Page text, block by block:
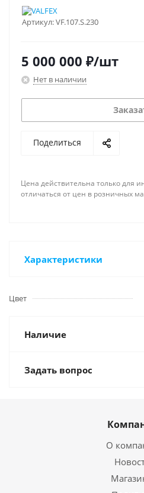
Артикул:VF.107.S.230
5 000 000 ₽/шт
Нет в наличии
Поделиться
Цена действительна только для
отличаться от цен в розничных
Характеристики
Цвет
Наличие
Задать вопрос
О